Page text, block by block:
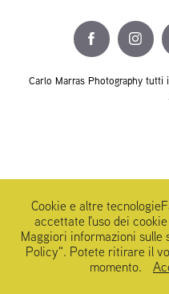
Carlo Marras Photography
Cookie e altre
accettate l'uso dei
Maggiori informazioni
Policy". Potete ritirare il
momento.